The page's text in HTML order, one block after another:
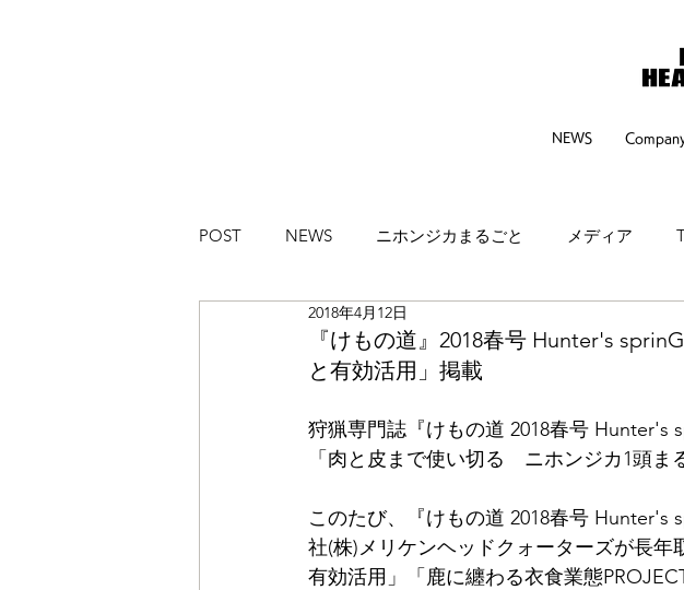
NEWS
POST NEWS ニホンジカまるごと メディア
ハイカラブルバード
『けもの道』2018春号 Hunter's
と有効活用」掲載
2018年4月12日
狩猟専門誌『けもの道 2018春号 Hunter's
「肉と皮まで使い切る　ニホンジカ1頭
このたび、『けもの道 2018春号 Hunter's
社(株)メリケンヘッドクォーターズが長
有効活用」「鹿に纏わる衣食業態